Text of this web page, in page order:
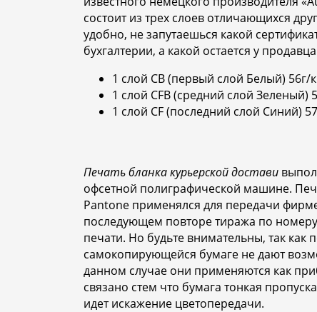
состоит из трех слоев отличающихся
удобно, не запутаешься какой
бухгалтерии, а какой остается у
1 слой CB (первый слой Белый) 56г/
1 слой CFB (средний слой Зеленый)
1 слой CF (последний слой Синий)
Печать бланка курьерской достави
офсетной полиграфической машине.
Pantone применялся для передачи
последующем повторе тиража по
печати. Но будьте внимательны, так как
самокопирующейся бумаге не дают
данном случае они применяются как
связано стем что бумага тонкая
идет искажение цветопередачи.